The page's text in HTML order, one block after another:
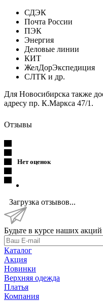
СДЭК
Почта России
ПЭК
Энергия
Деловые линии
КИТ
ЖелДорЭкспедиция
СЛТК и др.
Для Новосибирска также
адресу пр. К.Маркса 47/1.
Отзывы
Нет оценок
Загрузка отзывов...
Будьте в курсе наших
Каталог
Акция
Новинки
Верхняя одежда
Платья
Компания